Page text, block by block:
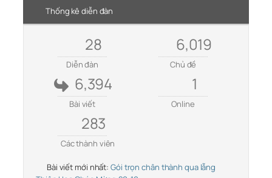
Thống kê diễn đàn
28
Diễn đàn
6,019
Chủ đề
6,394
Bài viết
1
Online
283
Các thành viên
Bài viết mới nhất: Gói trọn chân thành qua lẵng